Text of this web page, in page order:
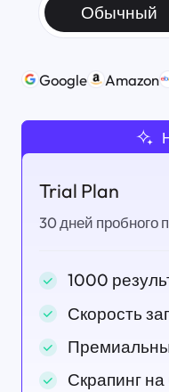
Обычный
Google Amazon
Trial Plan
30 дней пробного
1000
Скорость
Скрапинг